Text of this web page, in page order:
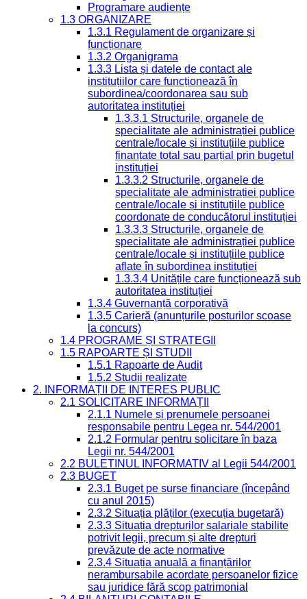
Programare audiențe
1.3 ORGANIZARE
1.3.1 Regulament de organizare și
funcționare
1.3.2 Organigrama
1.3.3 Lista și datele de contact ale
instituțiilor care funcționează în
subordinea/coordonarea sau sub
autoritatea instituției
1.3.3.1 Structurile, organele de
specialitate ale administrației publice
centrale/locale și instituțiile publice
finanțate total sau parțial prin bugetul
instituției
1.3.3.2 Structurile, organele de
specialitate ale administrației publice
centrale/locale și instituțiile publice
coordonate de conducătorul instituției
1.3.3.3 Structurile, organele de
specialitate ale administrației publice
centrale/locale și instituțiile publice
aflate în subordinea instituției
1.3.3.4 Unitățile care funcționează sub
autoritatea instituției
1.3.4 Guvernanță corporativă
1.3.5 Carieră (anunțurile posturilor scoase
la concurs)
1.4 PROGRAME ȘI STRATEGII
1.5 RAPOARTE ȘI STUDII
1.5.1 Rapoarte de Audit
1.5.2 Studii realizate
2. INFORMAȚII DE INTERES PUBLIC
2.1 SOLICITARE INFORMAȚII
2.1.1 Numele și prenumele persoanei
responsabile pentru Legea nr. 544/2001
2.1.2 Formular pentru solicitare în baza
Legii nr. 544/2001
2.2 BULETINUL INFORMATIV al Legii 544/2001
2.3 BUGET
2.3.1 Buget pe surse financiare (începând
cu anul 2015)
2.3.2 Situația plăților (execuția bugetară)
2.3.3 Situația drepturilor salariale stabilite
potrivit legii, precum și alte drepturi
prevăzute de acte normative
2.3.4 Situația anuală a finanțărilor
nerambursabile acordate persoanelor fizice
sau juridice fără scop patrimonial